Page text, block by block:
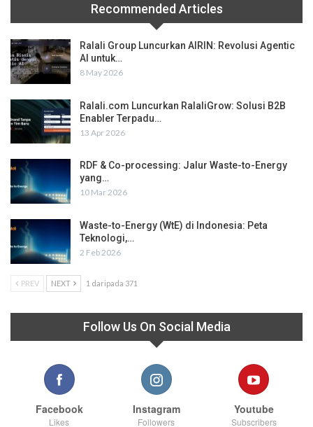
Recommended Articles
Ralali Group Luncurkan AIRIN: Revolusi Agentic
AI untuk…
8 May 2026
Ralali.com Luncurkan RalaliGrow: Solusi B2B
Enabler Terpadu…
13 Apr 2026
RDF & Co-processing: Jalur Waste-to-Energy
yang…
10 Mar 2026
Waste-to-Energy (WtE) di Indonesia: Peta
Teknologi,…
2 Feb 2026
PREV NEXT 1 daripada 371
Follow Us On Social Media
Facebook
Likes
Instagram
Followers
Youtube
Subscribers